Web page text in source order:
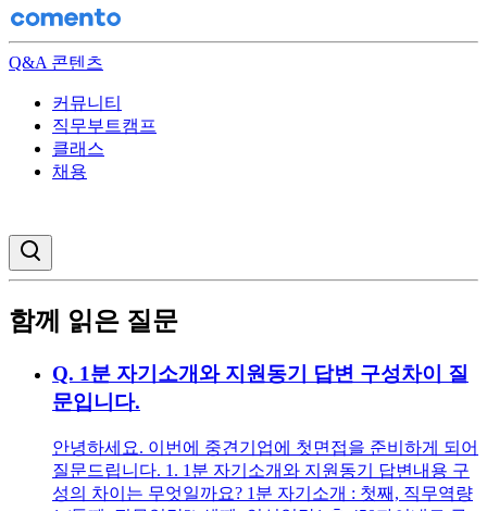
Q&A 콘텐츠
커뮤니티
직무부트캠프
클래스
채용
함께 읽은 질문
Q. 1분 자기소개와 지원동기 답변 구성차이 질
문입니다.
안녕하세요. 이번에 중견기업에 첫면접을 준비하게 되어
질문드립니다. 1. 1분 자기소개와 지원동기 답변내용 구
성의 차이는 무엇일까요? 1분 자기소개 : 첫째, 직무역량